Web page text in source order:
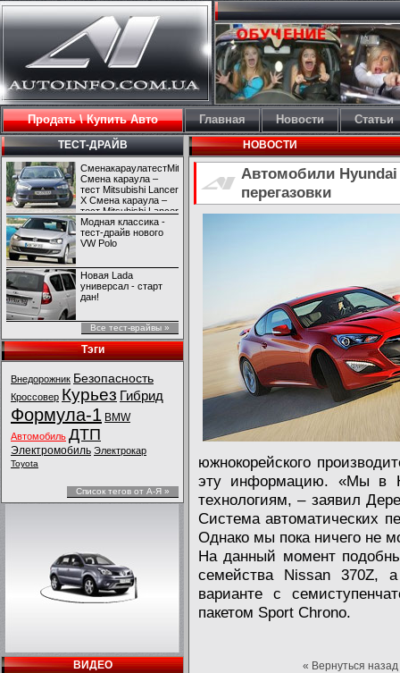
Продать \ Купить Авто Главная Новости Статьи
ТЕСТ-ДРАЙВ
СменакараулатестMitsubishiLancerX
Смена караула –
тест Mitsubishi Lancer
X Смена караула –
тест Mitsubishi Lancer
X
Модная классика -
тест-драйв нового
VW Polo
Новая Lada
универсал - старт
дан!
Все тест-врайвы »
Тэги
Внедорожник Безопасность
Кроссовер Курьез Гибрид
Формула-1 BMW
Автомобиль ДТП
Электромобиль Электрокар
Toyota
Список тегов от А-Я »
ВИДЕО
НОВОСТИ
Автомобили Hyundai
перегазовки
южнокорейского
эту информацию. «Мы в
технологиям, – заявил
Система автоматических
Однако мы пока ничего не
На данный момент
семейства Nissan 370Z,
варианте с
пакетом Sport Chrono.
« Вернуться назад